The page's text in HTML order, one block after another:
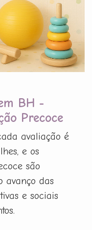
BH -
Precoce
avaliação é
e os
são
avanço das
e sociais